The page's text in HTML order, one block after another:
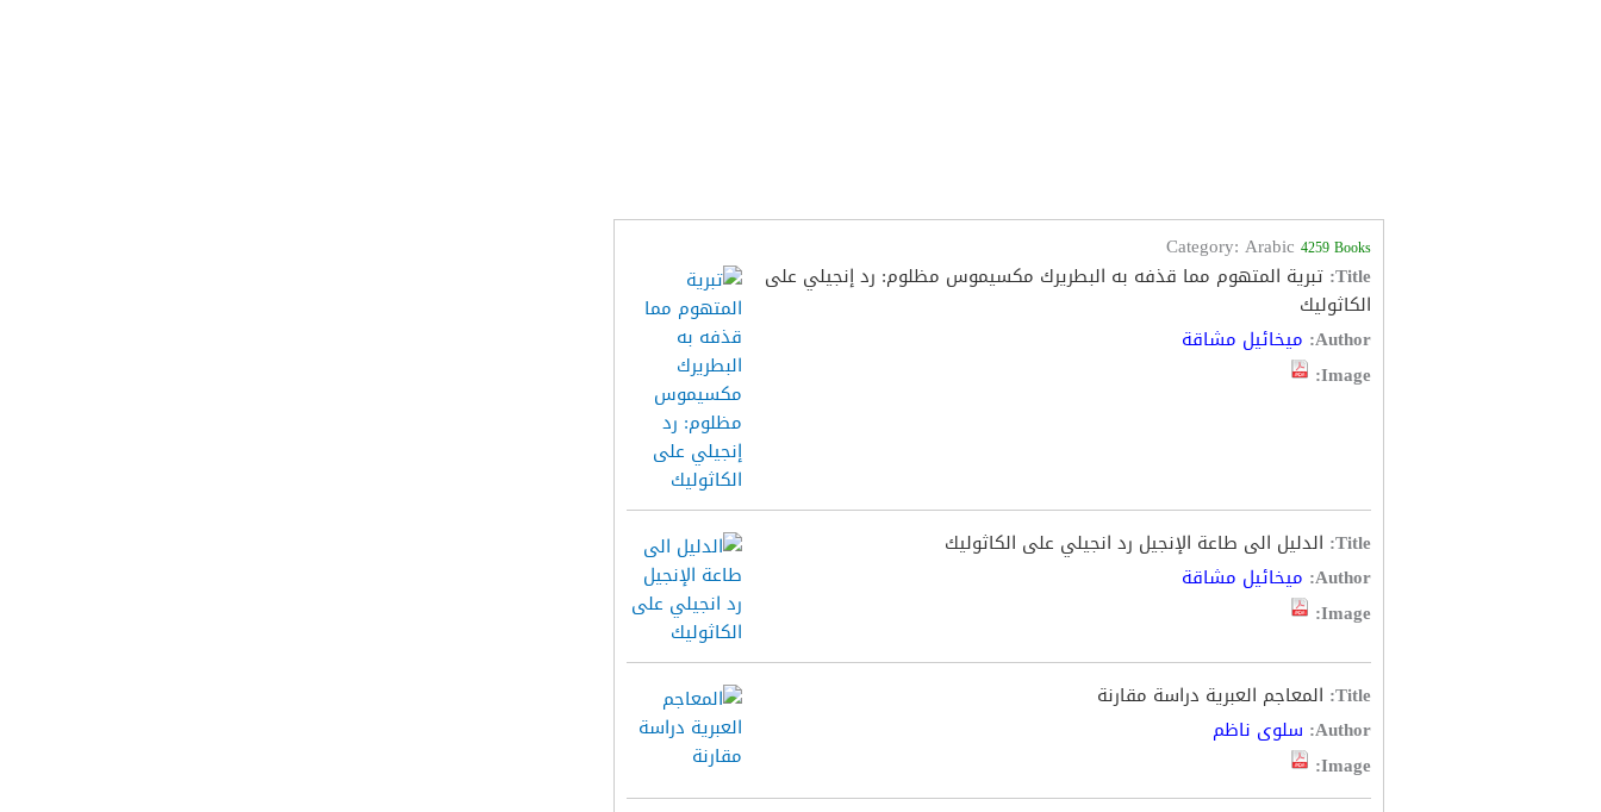
Category: Arabic 4259 Books
Title: تبرية المتهوم مما قذفه به البطريرك مكسيموس مظلوم: رد إنجيلي على
الكاثوليك
Author: ميخائيل مشاقة
Image:
Title: الدليل الى طاعة الإنجيل رد انجيلي على الكاثوليك
Author: ميخائيل مشاقة
Image:
Title: المعاجم العبرية دراسة مقارنة
Author: سلوى ناظم
Image: